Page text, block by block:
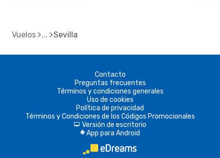
Vuelos Sevilla
Contacto
Preguntas frecuentes
Términos y condiciones generales
Uso de cookies
Política de privacidad
Términos y Condiciones de los Códigos Promocionales
d Versión de escritorio
A App para Android